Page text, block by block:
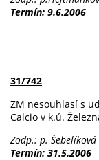
Termín: 9.6.2006
31/742
ZM nesouhlasí s
Calcio v k.ú.
Zodp.: p. Šebelíková
Termín: 31.5.2006